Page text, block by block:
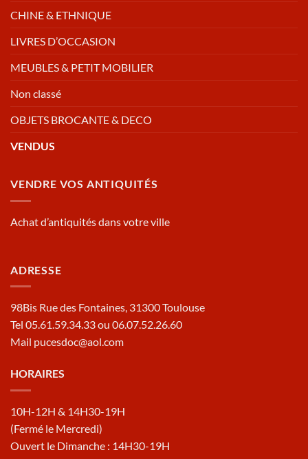
CHINE & ETHNIQUE
LIVRES D’OCCASION
MEUBLES & PETIT MOBILIER
Non classé
OBJETS BROCANTE & DECO
VENDUS
VENDRE VOS ANTIQUITÉS
Achat d’antiquités dans votre ville
ADRESSE
98Bis Rue des Fontaines, 31300 Toulouse
Tel 05.61.59.34.33 ou 06.07.52.26.60
Mail pucesdoc@aol.com
HORAIRES
10H-12H & 14H30-19H
(Fermé le Mercredi)
Ouvert le Dimanche : 14H30-19H